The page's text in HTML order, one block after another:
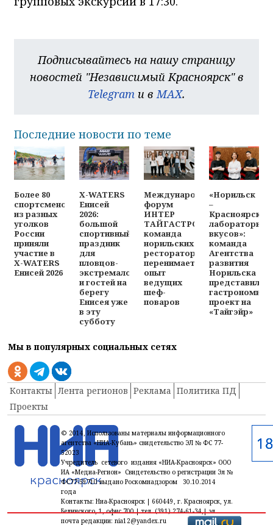
Подписывайтесь на нашу страницу
новостей "Независимый Красноярск" в
Telegram и вMAX.
Последние новости по теме
Более 80
спортсменов
из разных
уголков
России
приняли
участие в
X-WATERS
Енисей 2026
X-WATERS
Енисей
2026:
большой
спортивный
праздник
для
пловцов-
экстремалов
и гостей на
берегу
Енисея уже
в эту
субботу
Международный
форум
ИНТЕР
ТАЙГАСТРО:
команда
норильских
рестораторов
перенимает
опыт
ведущих
шеф-
поваров
«Норильск
–
Красноярск:
лаборатория
вкусов»:
команда
Агентства
развития
Норильска
представила
проект на
«Тайгэйр»
Мы в популярных социальных сетях
Контакты Лента регионов Реклама Политика ПД
Проекты
© 2014, Использованы материалы информационного
агентства «НИА-Кубань» свидетельство ЭЛ № ФС 77-
52023
Учредитель сетевого издания «НИА-Красноярск» ООО
ИА «Медиа-Регион» Свидетельство о регистрации Эл №
ФС77-59710 выдано Роскомнадзором 30.10.2014
года
Контакты: Ниа-Красноярск | 660449, г. Красноярск, ул.
Белинского, 1, офис 700 | тел. (391) 274-61-34,| эл.
почта редакции: nia12@yandex.ru